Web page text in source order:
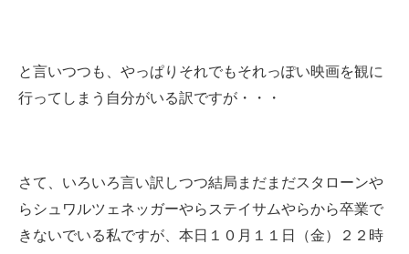
と言いつつも、やっぱりそれでもそれっぽい映画を観に
行ってしまう自分がいる訳ですが・・・
さて、いろいろ言い訳しつつ結局まだまだスタローンや
らシュワルツェネッガーやらステイサムやらから卒業で
きないでいる私ですが、本日１０月１１日（金）２２時